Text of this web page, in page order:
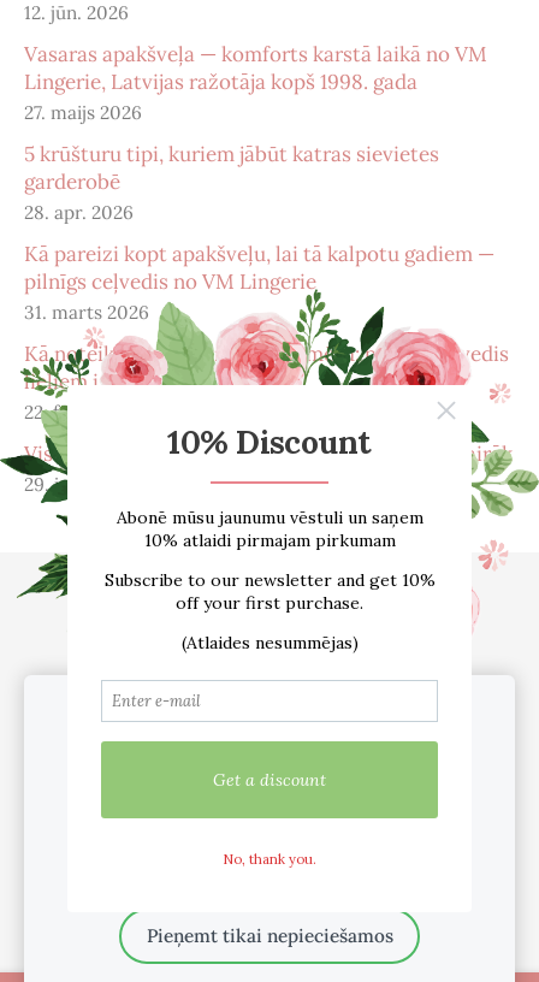
12. jūn. 2026
Vasaras apakšveļa — komforts karstā laikā no VM
Lingerie, Latvijas ražotāja kopš 1998. gada
27. maijs 2026
5 krūšturu tipi, kuriem jābūt katras sievietes
garderobē
28. apr. 2026
Kā pareizi kopt apakšveļu, lai tā kalpotu gadiem —
pilnīgs ceļvedis no VM Lingerie
31. marts 2026
Kā noteikt pareizu krūštura izmēru: pilnīgs ceļvedis
lieliem izmēriem
22. febr. 2026
Viss, ko vēlējies zināt par menopauzi – un pat vairāk
29. janv. 2026
E-VEIKALS
Par mums
Atsauksmes
Blogs
Izmēru tabula
Kontakti
Piegāde
Noteikumi
pakalpojuma uzlabošanai.
Pieņemt visus
Pieņemt tikai nepieciešamos